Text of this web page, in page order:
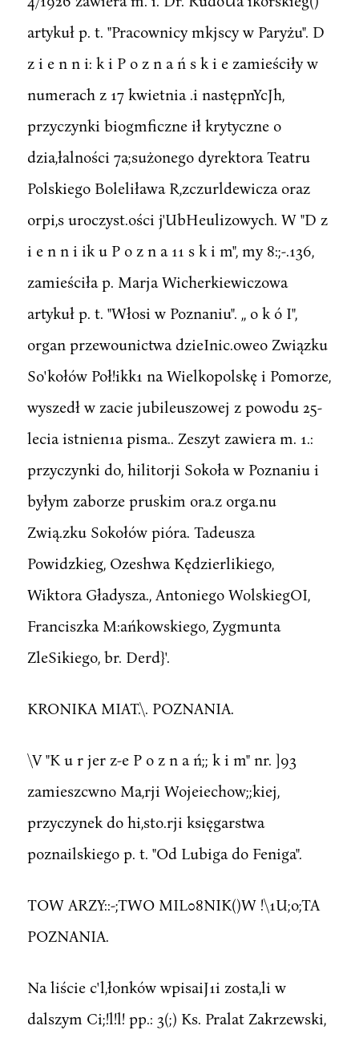
artykuł p. t. "Pracownicy mkjscy w Paryżu". D
z i e n n i: k i P o z n a ń s k i e zamieściły w
numerach z 17 kwietnia .i następnYcJh,
przyczynki biogmficzne ił krytyczne o
dzia,łalności 7a;sużonego dyrektora Teatru
Polskiego Boleliława R,zczurldewicza oraz
orpi,s uroczyst.ości j'UbHeulizowych. W "D z
i e n n i ik u P o z n a 11 s k i m", my 8:;-.136,
zamieściła p. Marja Wicherkiewiczowa
artykuł p. t. "Włosi w Poznaniu". ,, o k ó I",
organ przewounictwa dzieInic.oweo Związku
So'kołów Poł!ikk1 na Wielkopolskę i Pomorze,
wyszedł w zacie jubileuszowej z powodu 25-
lecia istnien1a pisma.. Zeszyt zawiera m. 1.:
przyczynki do, hilitorji Sokoła w Poznaniu i
byłym zaborze pruskim ora.z orga.nu
Zwią.zku Sokołów pióra. Tadeusza
Powidzkieg, Ozeshwa Kędzierlikiego,
Wiktora Gładysza., Antoniego WolskiegOI,
Franciszka M:ańkowskiego, Zygmunta
ZleSikiego, br. Derd}'.
KRONIKA MIAT.\. POZNANIA.
\V "K u r jer z-e P o z n a ń;; k i m" nr. ]93
zamieszcwno Ma,rji Wojeiechow;;kiej,
przyczynek do hi,sto.rji księgarstwa
poznailskiego p. t. "Od Lubiga do Feniga".
TOW ARZY::-;TWO MIL08NIK()W !\1U;o;TA
POZNANIA.
Na liście c'l,łonków wpisaiJ1i zosta,li w
dalszym Ci;!l!l! pp.: 3(;) Ks. Pralat Zakrzewski,